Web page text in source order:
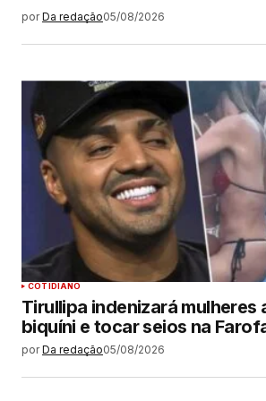
por Da redação05/08/2026
COTIDIANO
Tirullipa indenizará mulheres
biquíni e tocar seios na
por Da redação05/08/2026